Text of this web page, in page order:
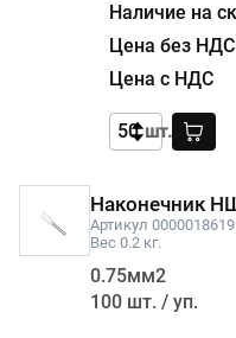
шт.
Наконечник
Артикул 0000018619
Вес 0.2 кг.
0.75мм2
100 шт. / уп.